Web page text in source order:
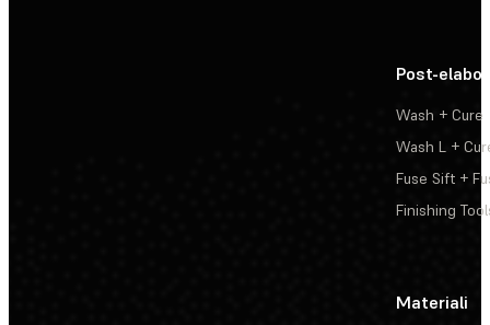
Post-
Wash + Cure
Wash L +
Fuse Sift +
Finishing
Materiali